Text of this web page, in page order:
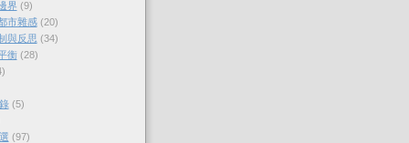
界 (9)
市雜感 (20)
與反思 (34)
衡 (28)
(5)
(97)